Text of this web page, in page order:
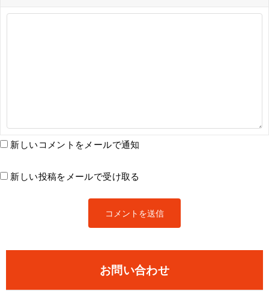
新しいコメントをメールで通知
新しい投稿をメールで受け取る
お問い合わせ